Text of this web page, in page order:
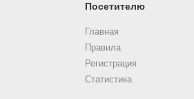
Посетителю
Главная
Правила
Регистрация
Статистика